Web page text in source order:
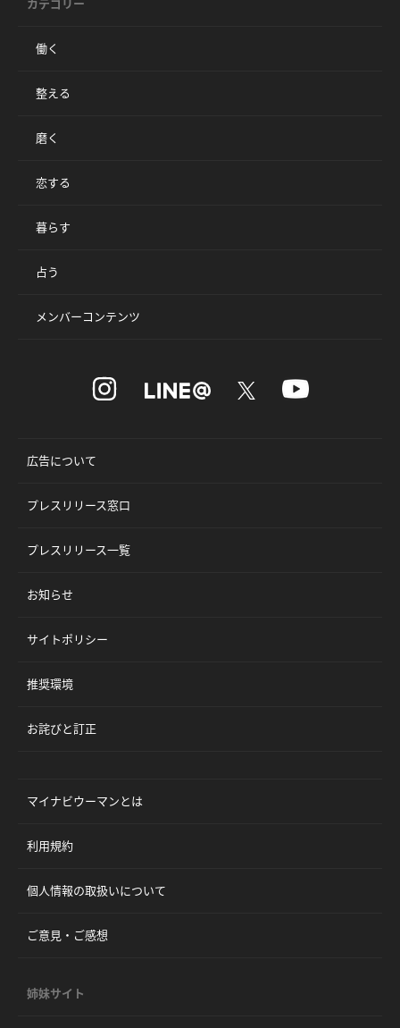
カテゴリー
働く
整える
磨く
恋する
暮らす
占う
メンバーコンテンツ
広告について
プレスリリース窓口
プレスリリース一覧
お知らせ
サイトポリシー
推奨環境
お詫びと訂正
マイナビウーマンとは
利用規約
個人情報の取扱いについて
ご意見・ご感想
姉妹サイト